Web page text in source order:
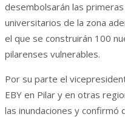
desembolsarán las
universitarios de la zona
el que se construirán 100
pilarenses vulnerables.
Por su parte el
EBY en Pilar y en otras
las inundaciones y confirmó